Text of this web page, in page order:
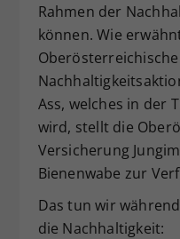
Rahmen der
können. Wie
Ass, welches in der
wird, stellt die
Versicherung
Bienenwabe zur
Das tun wir
die Nachhaltigkeit: